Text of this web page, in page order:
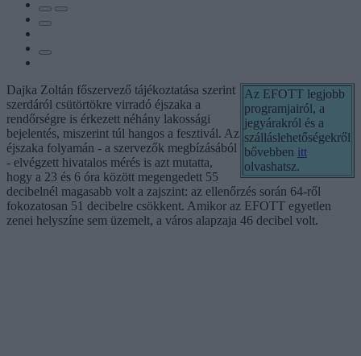
Az EFOTT legjobb
programjairól, a
jegyárakról és a
szálláslehetőségekről
bővebben itt
olvashatsz.
Dajka Zoltán főszervező tájékoztatása szerint
szerdáról csütörtökre virradó éjszaka a
rendőrségre is érkezett néhány lakossági
bejelentés, miszerint túl hangos a fesztivál. Az
éjszaka folyamán - a szervezők megbízásából
- elvégzett hivatalos mérés is azt mutatta,
hogy a 23 és 6 óra között megengedett 55
decibelnél magasabb volt a zajszint: az ellenőrzés során 64-ről
fokozatosan 51 decibelre csökkent. Amikor az EFOTT egyetlen
zenei helyszíne sem üzemelt, a város alapzaja 46 decibel volt.